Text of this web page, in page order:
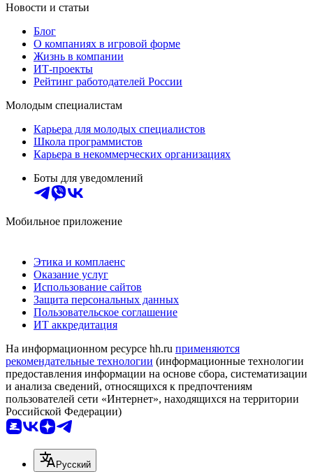
Новости и статьи
Блог
О компаниях в игровой форме
Жизнь в компании
ИТ-проекты
Рейтинг работодателей России
Молодым специалистам
Карьера для молодых специалистов
Школа программистов
Карьера в некоммерческих организациях
Боты для уведомлений
Мобильное приложение
Этика и комплаенс
Оказание услуг
Использование сайтов
Защита персональных данных
Пользовательское соглашение
ИТ аккредитация
На информационном ресурсе hh.ru применяются
рекомендательные технологии (информационные технологии
предоставления информации на основе сбора, систематизации
и анализа сведений, относящихся к предпочтениям
пользователей сети «Интернет», находящихся на территории
Российской Федерации)
Русский